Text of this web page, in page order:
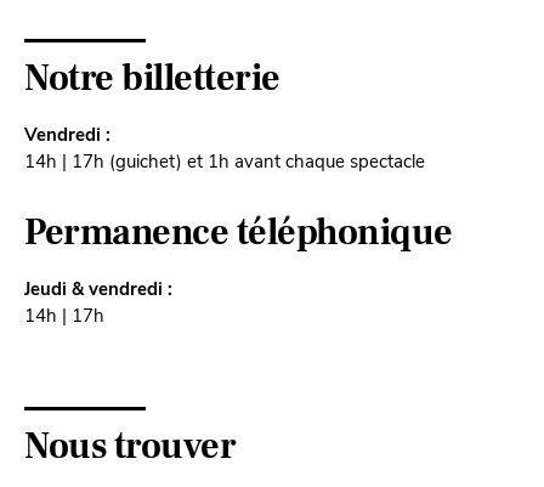
Notre billetterie
Vendredi :
14h | 17h (guichet) et 1h avant chaque spectacle
Permanence téléphonique
Jeudi & vendredi :
14h | 17h
Nous trouver